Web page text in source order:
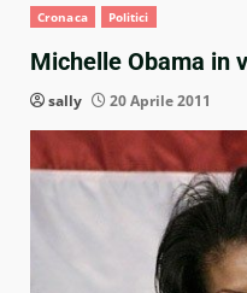
Cronaca Politici
Michelle Obama in
sally 20 Aprile 2011